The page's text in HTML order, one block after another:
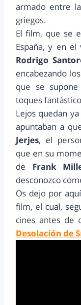
armado entre
griegos.
El film, que se
España, y en el
Rodrigo
encabezando
que se
toques
Lejos quedan
apuntaban a
Jerjes, el
que en su
de Frank
desconozco
Os dejo por
film, el cual,
cines antes de
Desolación de